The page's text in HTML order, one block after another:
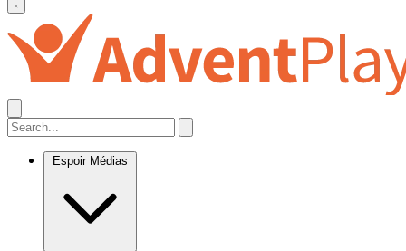
Espoir Médias